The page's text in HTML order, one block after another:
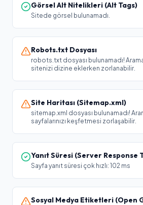
Görsel Alt Nitelikleri (Alt Tags)
Sitede görsel bulunamadı.
Robots.txt Dosyası
robots.txt dosyası bulunamadı!
sitenizi dizine eklerken zorlanabilir.
Site Haritası (Sitemap.xml)
sitemap.xml dosyası bulunamadı!
sayfalarınızı keşfetmesi zorlaşabilir.
Yanıt Süresi (Server Response
Sayfa yanıt süresi çok hızlı: 102 ms
Sosyal Medya Etiketleri (Open